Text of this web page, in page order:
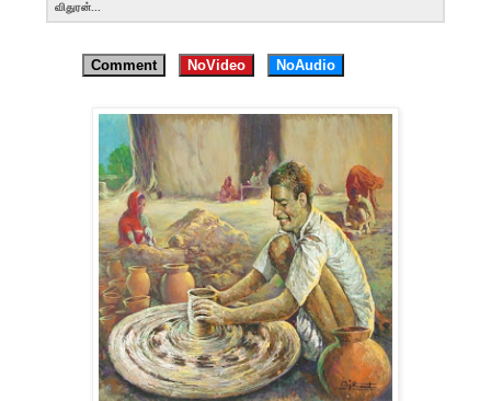
விதுரன்...
Comment NoVideo NoAudio